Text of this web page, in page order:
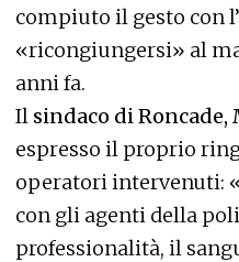
compiuto il gesto con
«ricongiungersi» al
anni fa.
Il sindaco di Roncade,
espresso il proprio
operatori intervenuti:
con gli agenti della
professionalità, il